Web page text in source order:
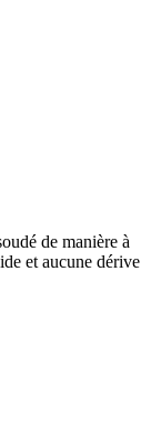
de manière à
et aucune dérive